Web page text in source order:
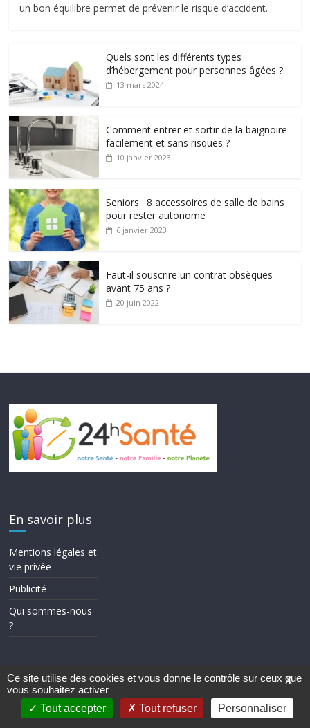
un bon équilibre permet de prévenir le risque d’accident.
Quels sont les différents types
d’hébergement pour personnes âgées ?
13 mars 2024
Comment entrer et sortir de la baignoire
facilement et sans risques ?
10 janvier 2023
Seniors : 8 accessoires de salle de bains
pour rester autonome
6 janvier 2023
Faut-il souscrire un contrat obsèques
avant 75 ans ?
20 juin 2022
En savoir plus
Mentions légales et
vie privée
Publicité
Qui sommes-nous
?
Copyright © 2026
Theme ColorMag par
ThemeGrill.. Propulsé parWordPress.
X
Ce site utilise des cookies et vous donne le contrôle sur ceux que
vous souhaitez activer
Tout accepter
Tout refuser Personnaliser